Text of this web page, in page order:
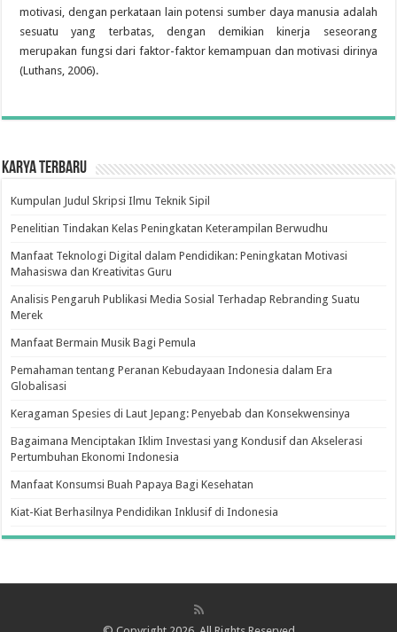
motivasi, dengan perkataan lain potensi sumber daya manusia adalah
sesuatu yang terbatas, dengan demikian kinerja seseorang
merupakan fungsi dari faktor-faktor kemampuan dan motivasi dirinya
(Luthans, 2006).
Karya Terbaru
Kumpulan Judul Skripsi Ilmu Teknik Sipil
Penelitian Tindakan Kelas Peningkatan Keterampilan Berwudhu
Manfaat Teknologi Digital dalam Pendidikan: Peningkatan Motivasi
Mahasiswa dan Kreativitas Guru
Analisis Pengaruh Publikasi Media Sosial Terhadap Rebranding Suatu
Merek
Manfaat Bermain Musik Bagi Pemula
Pemahaman tentang Peranan Kebudayaan Indonesia dalam Era
Globalisasi
Keragaman Spesies di Laut Jepang: Penyebab dan Konsekwensinya
Bagaimana Menciptakan Iklim Investasi yang Kondusif dan Akselerasi
Pertumbuhan Ekonomi Indonesia
Manfaat Konsumsi Buah Papaya Bagi Kesehatan
Kiat-Kiat Berhasilnya Pendidikan Inklusif di Indonesia